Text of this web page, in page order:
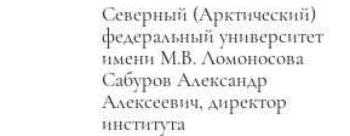
Северный (Арктический)
федеральный университет
имени М.В. Ломоносова
Сабуров Александр
Алексеевич, директор
института